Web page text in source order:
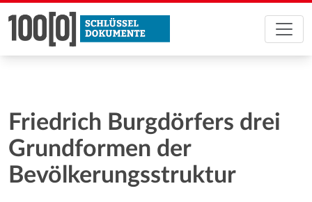
Friedrich Burgdörfers drei
Grundformen der
Bevölkerungsstruktur